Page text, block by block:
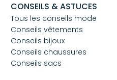
CONSEILS & ASTUCES
Tous les conseils mode
Conseils vêtements
Conseils bijoux
Conseils chaussures
Conseils sacs